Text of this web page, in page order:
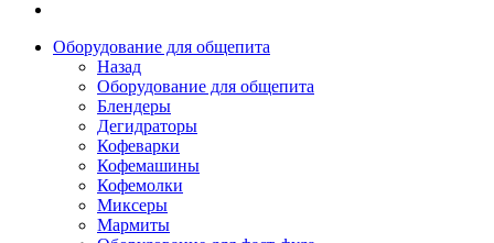
Оборудование для общепита
Назад
Оборудование для общепита
Блендеры
Дегидраторы
Кофеварки
Кофемашины
Кофемолки
Миксеры
Мармиты